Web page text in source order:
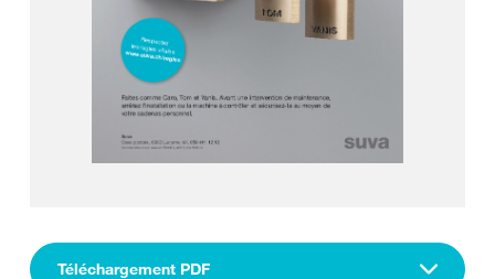
Téléchargement PDF